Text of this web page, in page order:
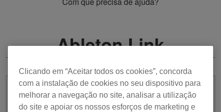
Ableton Link
Consigo controlar o valor de BPM do
Ableton Link através do equipamento?
Clicando em “Aceitar todos os cookies”, concorda
com a instalação de cookies no seu dispositivo para
melhorar a navegação no site, analisar a utilização
do site e apoiar os nossos esforços de marketing e